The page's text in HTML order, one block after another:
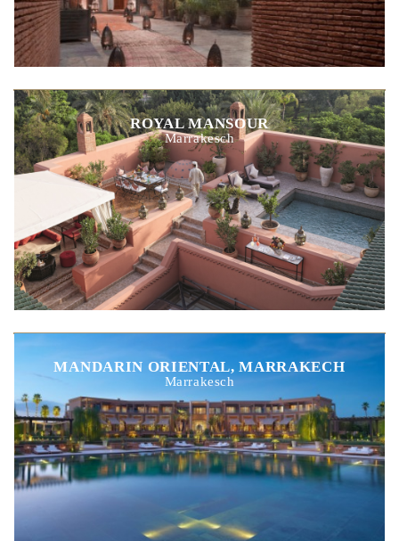
ROYAL MANSOUR
Marrakesch
MANDARIN ORIENTAL, MARRAKECH
Marrakesch